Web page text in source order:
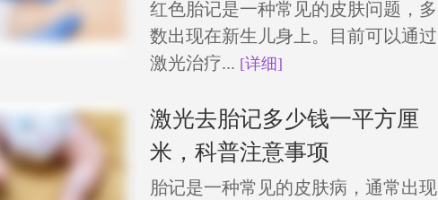
红色胎记是一种常见的皮肤问题，多
数出现在新生儿身上。目前可以通过
激光治疗... [详细]
激光去胎记多少钱一平方厘
米，科普注意事项
胎记是一种常见的皮肤病，通常出现